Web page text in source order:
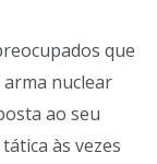
que
nuclear
ao seu
às vezes